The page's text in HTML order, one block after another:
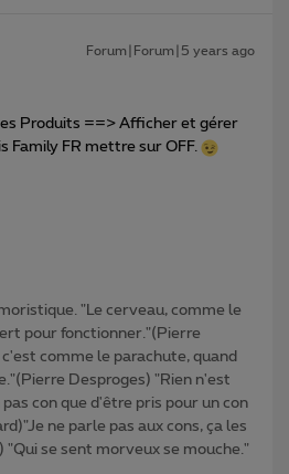
Forum|Forum|5 years ago
Produits ==> Afficher et gérer
Family FR mettre sur OFF.
"Le cerveau, comme le
pour fonctionner."(Pierre
comme le parachute, quand
Desproges) "Rien n'est
con que d'être pris pour un con
ne parle pas aux cons, ça les
se sent morveux se mouche."